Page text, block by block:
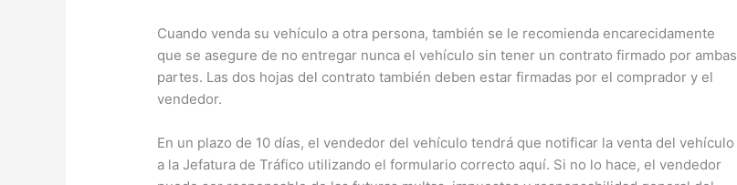
Cuando venda su vehículo a otra persona, también se le recomienda encarecidamente
que se asegure de no entregar nunca el vehículo sin tener un contrato firmado por ambas
partes. Las dos hojas del contrato también deben estar firmadas por el comprador y el
vendedor.
En un plazo de 10 días, el vendedor del vehículo tendrá que notificar la venta del vehículo
a la Jefatura de Tráfico utilizando el formulario correcto aquí. Si no lo hace, el vendedor